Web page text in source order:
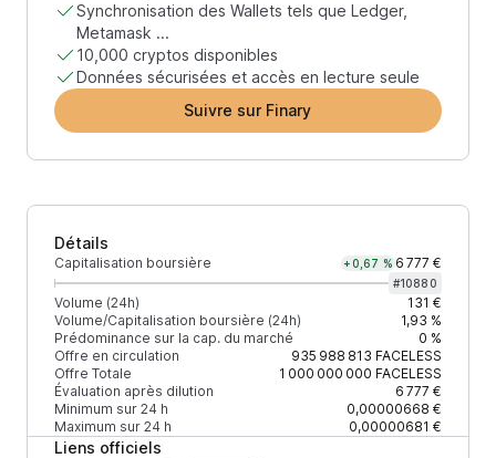
Synchronisation des Wallets tels que Ledger,
Metamask ...
10,000 cryptos disponibles
Données sécurisées et accès en lecture seule
Suivre sur Finary
Détails
Capitalisation boursière +0,67 % 6 777 €
#10880
Volume (24h)
131 €
Volume/Capitalisation boursière (24h)
1,93 %
Prédominance sur la cap. du marché
0 %
Offre en circulation
935 988 813 FACELESS
Offre Totale
1 000 000 000 FACELESS
Évaluation après dilution
6 777 €
Minimum sur 24 h
0,00000668 €
Maximum sur 24 h
0,00000681 €
Liens officiels